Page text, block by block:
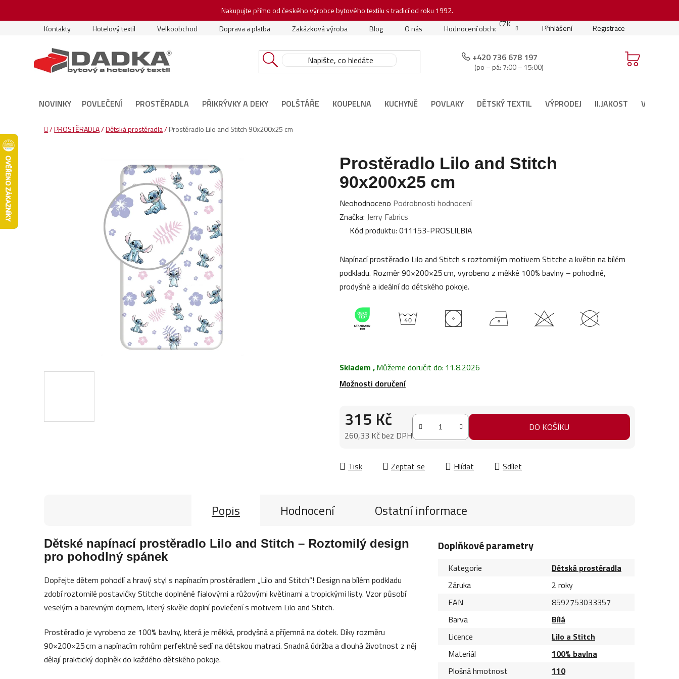
Nakupujte přímo od českého výrobce bytového textilu s tradicí od roku 1992.
Kontakty
Hotelový textil Velkoobchod Doprava a platba Zakázková výroba Blog O nás Hodnocení obchodu Moje objednávka Podmínky soutěže
CZK Přihlášení Registrace
+420 736 678 197
(po – pá: 7:00 – 15:00)
NOVINKY POVLEČENÍ PROSTĚRADLA PŘIKRÝVKY A DEKY POLŠTÁŘE KOUPELNA KUCHYNĚ POVLAKY DĚTSKÝ TEXTIL VÝPRODEJ II.JAKOST VÁNOČNÍ
Domů
/PROSTĚRADLA/Dětská prostěradla/Prostěradlo Lilo and Stitch 90x200x25 cm
Prostěradlo Lilo and Stitch
90x200x25 cm
Průměrné
hodnocení
produktu
0,0
z
5
Neohodnoceno Podrobnosti hodnocení
Značka: Jerry Fabrics
Kód produktu: 011153-PROSLILBIA
Napínací prostěradlo Lilo and Stitch s roztomilým motivem Stitche a květin na bílém
podkladu. Rozměr 90×200×25 cm, vyrobeno z měkké 100% bavlny – pohodlné,
prodyšné a ideální do dětského pokoje.
Skladem ,Můžeme doručit do: 11.8.2026
Možnosti doručení
315 Kč
260,33 Kč bez DPH
DO KOŠÍKU
Tisk Zeptat se Hlídat Sdílet
Popis Hodnocení Ostatní informace
Dětské napínací prostěradlo Lilo and Stitch – Roztomilý design
pro pohodlný spánek
Dopřejte dětem pohodlí a hravý styl s napínacím prostěradlem „Lilo and Stitch“! Design na bílém podkladu
zdobí roztomilé postavičky Stitche doplněné fialovými a růžovými květinami a tropickými listy. Vzor působí
veselým a barevným dojmem, který skvěle doplní povlečení s motivem Lilo and Stitch.
Prostěradlo je vyrobeno ze 100% bavlny, která je měkká, prodyšná a příjemná na dotek. Díky rozměru
90×200×25 cm a napínacím rohům perfektně sedí na dětskou matraci. Snadná údržba a dlouhá životnost z něj
dělají praktický doplněk do každého dětského pokoje.
Doplňkové parametry
Kategorie
Dětská prostěradla
Záruka
2 roky
EAN
8592753033357
Barva
Bílá
Licence
Lilo a Stitch
Materiál
100% bavlna
Plošná hmotnost
110